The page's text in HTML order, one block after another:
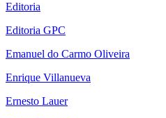
Editoria
Editoria GPC
Emanuel do Carmo Oliveira
Enrique Villanueva
Ernesto Lauer